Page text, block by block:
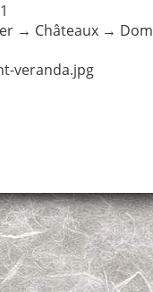
→ Châteaux →
veranda.jpg